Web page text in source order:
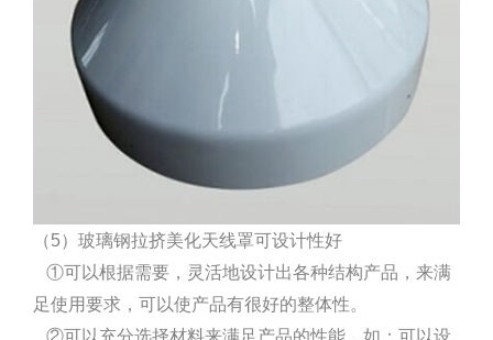
（5）玻璃钢拉挤美化天线罩可设计性好
①可以根据需要，灵活地设计出各种结构产品，来满
足使用要求，可以使产品有很好的整体性。
②可以充分选择材料来满足产品的性能，如：可以设